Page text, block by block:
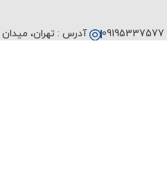
09195337577
آدرس : تهران، میدان